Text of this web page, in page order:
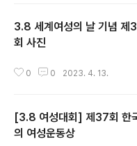
진짜 너무 영광이었고 즐거웠습니다
거웠지만 ‘늑대가 나타났다’ 노래가
있어 기뻤어요!!! 미란 활동가님의 밝
습니다. 또 함께 하고 싶어요!!!..
3.8 세계여성의 날 기념 제
회 사진
0 0 2023. 4. 13.
[3.8 여성대회] 제37회 한
의 여성운동상